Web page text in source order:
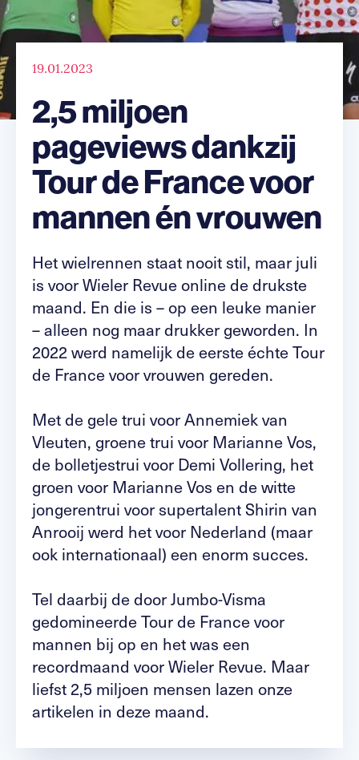
19.01.2023
2,5 miljoen
pageviews dankzij
Tour de France voor
mannen én vrouwen
Het wielrennen staat nooit stil, maar juli
is voor Wieler Revue online de drukste
maand. En die is – op een leuke manier
– alleen nog maar drukker geworden. In
2022 werd namelijk de eerste échte Tour
de France voor vrouwen gereden.
Met de gele trui voor Annemiek van
Vleuten, groene trui voor Marianne Vos,
de bolletjestrui voor Demi Vollering, het
groen voor Marianne Vos en de witte
jongerentrui voor supertalent Shirin van
Anrooij werd het voor Nederland (maar
ook internationaal) een enorm succes.
Tel daarbij de door Jumbo-Visma
gedomineerde Tour de France voor
mannen bij op en het was een
recordmaand voor Wieler Revue. Maar
liefst 2,5 miljoen mensen lazen onze
artikelen in deze maand.